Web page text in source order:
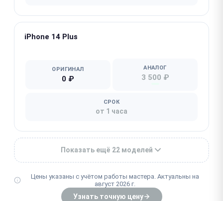
iPhone 14 Plus
ОРИГИНАЛ
0 ₽
АНАЛОГ
3 500 ₽
СРОК
от 1 часа
Показать ещё 22 моделей
Цены указаны с учётом работы мастера. Актуальны на
август 2026 г.
Узнать точную цену